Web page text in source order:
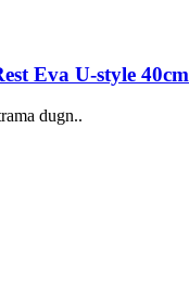
Eva U-style 40сm
dugn..